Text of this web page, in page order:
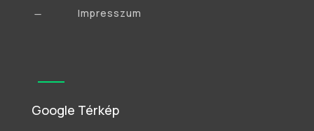
K Impresszum
Google Térkép